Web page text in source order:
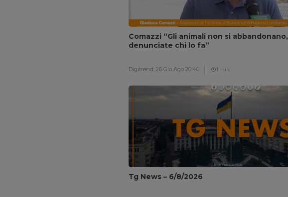
Comazzi “Gli animali non si abbandonano,
denunciate chi lo fa”
Digitrend, 26 Gio Ago 20:40 1 min
Tg News – 6/8/2026